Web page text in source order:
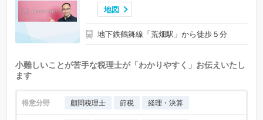
地図
地下鉄鶴舞線「荒畑駅」から徒歩５分
小難しいことが苦手な税理士が「わかりやすく」お伝えいたし
ます
得意分野 顧問税理士 節税 経理・決算